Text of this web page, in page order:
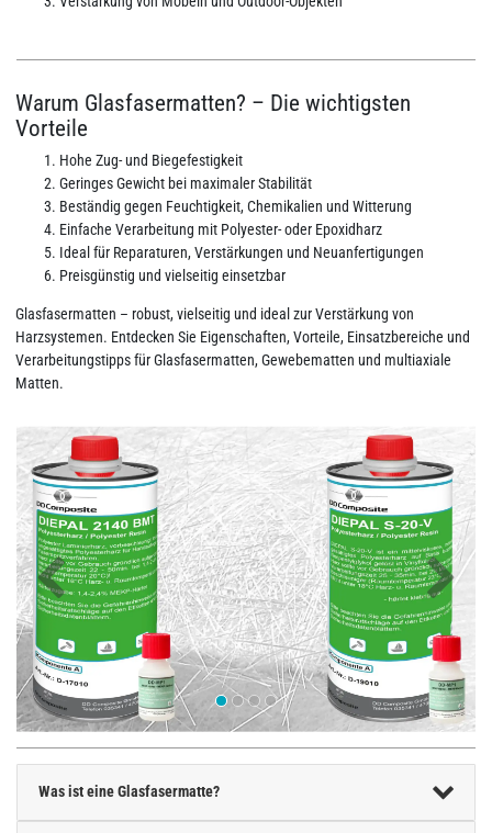
Warum Glasfasermatten? – Die wichtigsten
Vorteile
Hohe Zug‑ und Biegefestigkeit
Geringes Gewicht bei maximaler Stabilität
Beständig gegen Feuchtigkeit, Chemikalien und Witterung
Einfache Verarbeitung mit Polyester‑ oder Epoxidharz
Ideal für Reparaturen, Verstärkungen und Neuanfertigungen
Preisgünstig und vielseitig einsetzbar
Glasfasermatten – robust, vielseitig und ideal zur Verstärkung von
Harzsystemen. Entdecken Sie Eigenschaften, Vorteile, Einsatzbereiche und
Verarbeitungstipps für Glasfasermatten, Gewebematten und multiaxiale
Matten.
Was ist eine Glasfasermatte?